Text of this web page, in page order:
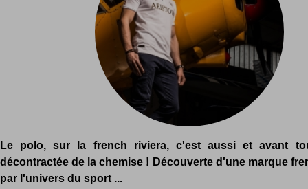
Le polo, sur la french riviera, c'est aussi et avant
décontractée de la chemise ! Découverte d'une marque
par l'univers du sport ...